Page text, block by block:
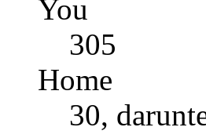
You
305
Home
30,